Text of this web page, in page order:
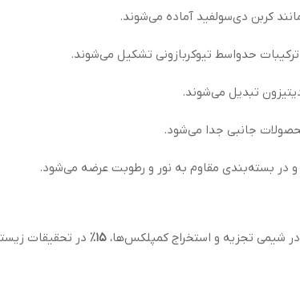
کربن دی‌سولفید آماده می‌شوند.
حدواسط تیوکربازونی تشکیل می‌شوند.
تبدیل می‌شوند.
جانبی جدا می‌شود.
در بسته‌بندی مقاوم به نور و رطوبت عرضه می‌شود.
شیمی تجزیه و استخراج کمپلکس‌ها،۱۵٪ در تحقیقات